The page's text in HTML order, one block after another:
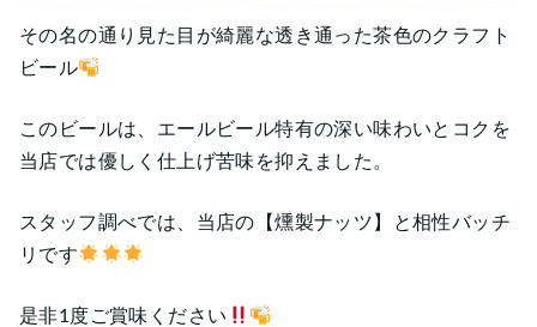
その名の通り見た目が綺麗な透き通った茶色のクラフト
ビール
このビールは、エールビール特有の深い味わいとコクを
当店では優しく仕上げ苦味を抑えました。
スタッフ調べでは、当店の【燻製ナッツ】と相性バッチ
リです
是非1度ご賞味ください